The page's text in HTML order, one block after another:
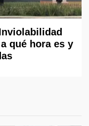
qué hora es y